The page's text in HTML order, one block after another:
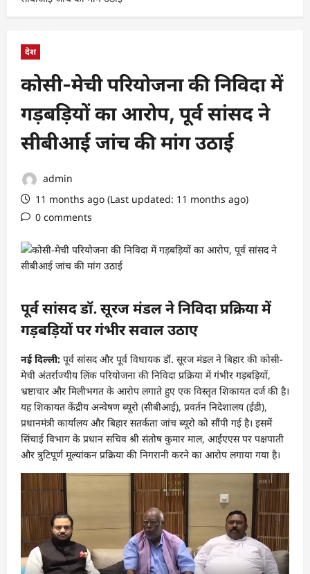
देश
कोसी-मेची परियोजना की निविदा में
गड़बड़ियों का आरोप, पूर्व सांसद ने
सीबीआई जांच की मांग उठाई
admin
11 months ago (Last updated: 11 months ago)
0 comments
पूर्व सांसद डॉ. सूरज मंडल ने निविदा प्रक्रिया में
गड़बड़ियों पर गंभीर सवाल उठाए
नई दिल्ली: पूर्व सांसद और पूर्व विधायक डॉ. सूरज मंडल ने बिहार की कोसी-
मेची अंतर्राज्यीय लिंक परियोजना की निविदा प्रक्रिया में गंभीर गड़बड़ियों,
भ्रष्टाचार और मिलीभगत के आरोप लगाते हुए एक विस्तृत शिकायत दर्ज की है।
यह शिकायत केंद्रीय अन्वेषण ब्यूरो (सीबीआई), प्रवर्तन निदेशालय (ईडी),
प्रधानमंत्री कार्यालय और बिहार सतर्कता जांच ब्यूरो को सौंपी गई है। इसमें
सिंचाई विभाग के प्रधान सचिव श्री संतोष कुमार माल, आईएएस पर पक्षपाती
और त्रुटिपूर्ण मूल्यांकन प्रक्रिया की निगरानी करने का आरोप लगाया गया है।